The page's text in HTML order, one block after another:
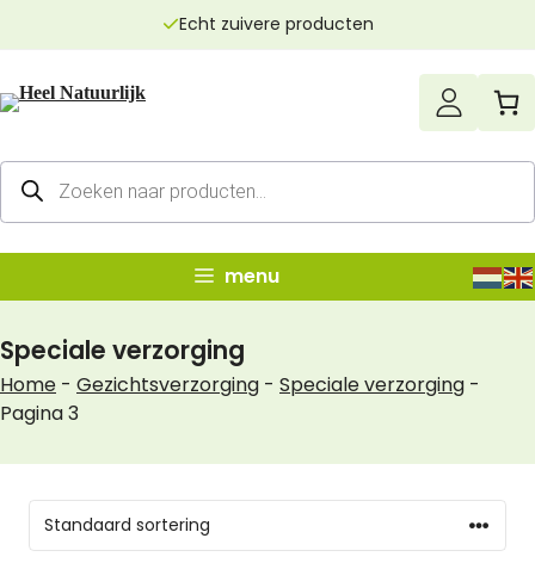
inhoud
Echt zuivere producten
Producten
zoeken
menu
Speciale verzorging
Home - Gezichtsverzorging - Speciale verzorging -
Pagina 3